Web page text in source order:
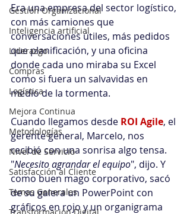
Gestión Organizacional
Inteligencia artificial
Liderazgo
Compras
Logística
Mejora Continua
Metodologías
Nivel de Servicio
Satisfacción al Cliente
Temas Generales
Era una empresa del sector logístico,
con más camiones que
conversaciones útiles, más pedidos
que planificación, y una oficina
donde cada uno miraba su Excel
como si fuera un salvavidas en
medio de la tormenta.
Cuando llegamos desde ROI Agile, el
gerente general, Marcelo, nos
recibió con una sonrisa algo tensa.
"Necesito agrandar el equipo", dijo. Y
como buen mago corporativo, sacó
de su galera un PowerPoint con
gráficos en rojo y un organigrama